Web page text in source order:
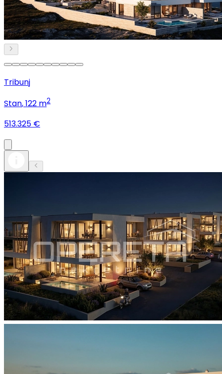
Tribunj
Stan, 122 m2
513.325 €